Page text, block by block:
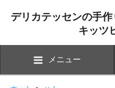
デリカテッセンの手
キッツ
メニュー